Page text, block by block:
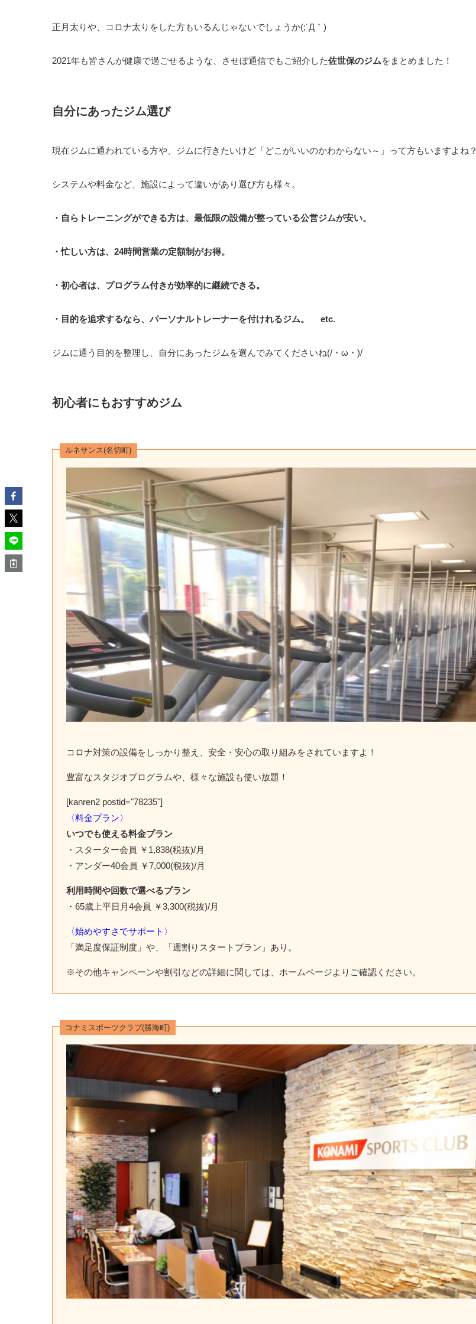
正月太りや、コロナ太りをした方もいるんじゃないでしょうか(;´Д｀)
2021年も皆さんが健康で過ごせるような、させぼ通信でもご紹介した佐世保のジムをまとめました！
自分にあったジム選び
現在ジムに通われている方や、ジムに行きたいけど「どこがいいのかわからない～」って方もいますよね？
システムや料金など、施設によって違いがあり選び方も様々。
・自らトレーニングができる方は、最低限の設備が整っている公営ジムが安い。
・忙しい方は、24時間営業の定額制がお得。
・初心者は、プログラム付きが効率的に継続できる。
・目的を追求するなら、パーソナルトレーナーを付けれるジム。 etc.
ジムに通う目的を整理し、自分にあったジムを選んでみてくださいね(/・ω・)/
初心者にもおすすめジム
ルネサンス(名切町)
コロナ対策の設備をしっかり整え、安全・安心の取り組みをされていますよ！
豊富なスタジオプログラムや、様々な施設も使い放題！
[kanren2 postid="78235"]
〈料金プラン〉
いつでも使える料金プラン
・スターター会員 ￥1,838(税抜)/月
・アンダー40会員 ￥7,000(税抜)/月
利用時間や回数で選べるプラン
・65歳上平日月4会員 ￥3,300(税抜)/月
〈始めやすさでサポート〉
「満足度保証制度」や、「週割りスタートプラン」あり。
※その他キャンペーンや割引などの詳細に関しては、ホームページよりご確認ください。
コナミスポーツクラブ(勝海町)